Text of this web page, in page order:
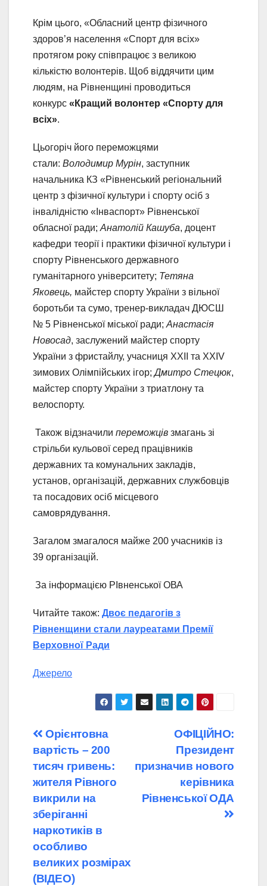
Крім цього, «Обласний центр фізичного
здоров’я населення «Спорт для всіх»
протягом року співпрацює з великою
кількістю волонтерів. Щоб віддячити цим
людям, на Рівненщині проводиться
конкурс «Кращий волонтер «Спорту для
всіх».
Цьогоріч його переможцями
стали: Володимир Мурін, заступник
начальника КЗ «Рівненський регіональний
центр з фізичної культури і спорту осіб з
інвалідністю «Інваспорт» Рівненської
обласної ради; Анатолій Кашуба, доцент
кафедри теорії і практики фізичної культури і
спорту Рівненського державного
гуманітарного університету; Тетяна
Яковець, майстер спорту України з вільної
боротьби та сумо, тренер-викладач ДЮСШ
№ 5 Рівненської міської ради; Анастасія
Новосад, заслужений майстер спорту
України з фристайлу, учасниця ХХІІ та ХХІV
зимових Олімпійських ігор;Дмитро Стецюк,
майстер спорту України з триатлону та
велоспорту.
Також відзначили переможців змагань зі
стрільби кульової серед працівників
державних та комунальних закладів,
установ, організацій, державних службовців
та посадових осіб місцевого
самоврядування.
Загалом змагалося майже 200 учасників із
39 організацій.
За інформацією РІвненської ОВА
Читайте також: Двоє педагогів з
Рівненщини стали лауреатами Премії
Верховної Ради
Джерело
Навігація
записів
ОФІЦІЙНО:
Президент
призначив нового
керівника
Рівненської ОДА
Орієнтовна
вартість – 200
тисяч гривень:
жителя Рівного
викрили на
зберіганні
наркотиків в
особливо
великих розмірах
(ВІДЕО)